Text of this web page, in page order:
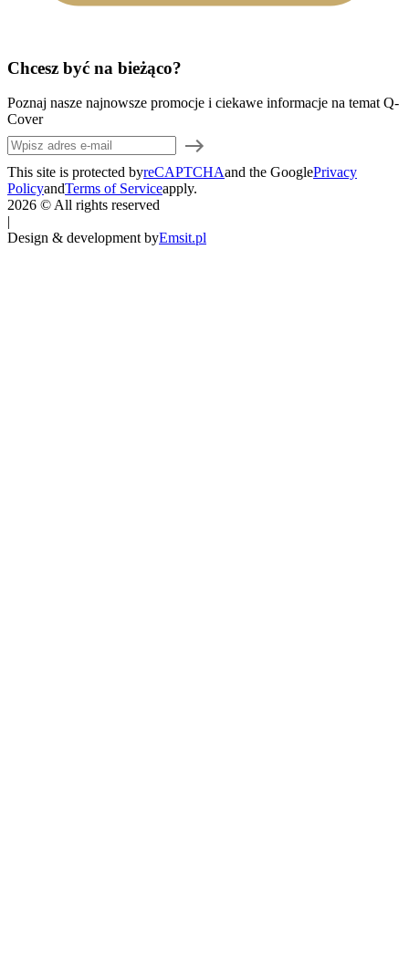
Chcesz być na bieżąco?
Poznaj nasze najnowsze promocje i ciekawe informacje na temat Q-
Cover
This site is protected byreCAPTCHAand the GooglePrivacy
PolicyandTerms of Serviceapply.
2026 © All rights reserved
|
Design & development byEmsit.pl